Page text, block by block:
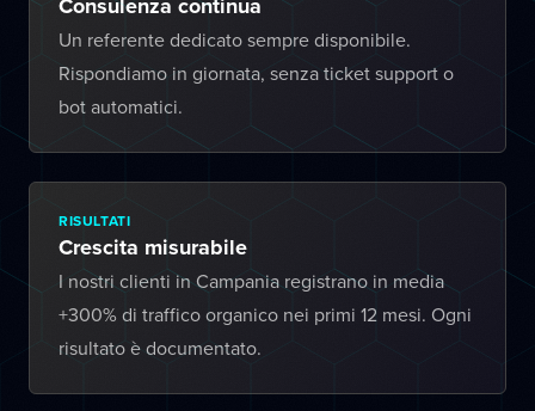
Un referente dedicato sempre disponibile.
Rispondiamo in giornata, senza ticket support o
bot automatici.
RISULTATI
Crescita misurabile
I nostri clienti in Campania registrano in media
+300% di traffico organico nei primi 12 mesi. Ogni
risultato è documentato.